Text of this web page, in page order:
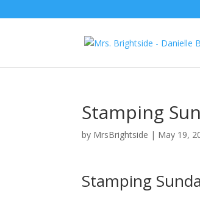
Stamping
by MrsBrightside | May 19,
Stamping